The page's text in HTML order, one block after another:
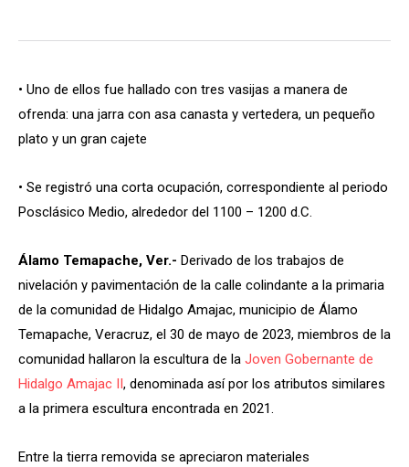
• Uno de ellos fue hallado con tres vasijas a manera de
ofrenda: una jarra con asa canasta y vertedera, un pequeño
plato y un gran cajete
• Se registró una corta ocupación, correspondiente al periodo
Posclásico Medio, alrededor del 1100 – 1200 d.C.
Álamo Temapache, Ver.- Derivado de los trabajos de
nivelación y pavimentación de la calle colindante a la primaria
de la comunidad de Hidalgo Amajac, municipio de Álamo
Temapache, Veracruz, el 30 de mayo de 2023, miembros de la
comunidad hallaron la escultura de la Joven Gobernante de
Hidalgo Amajac II , denominada así por los atributos similares
a la primera escultura encontrada en 2021.
Entre la tierra removida se apreciaron materiales